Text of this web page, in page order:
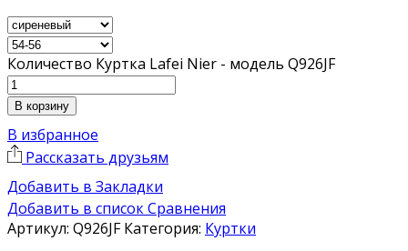
Количество Куртка Lafei Nier - модель Q926JF
В корзину
В избранное
Рассказать друзьям
Добавить в Закладки
Добавить в список Сравнения
Артикул: Q926JF Категория: Куртки